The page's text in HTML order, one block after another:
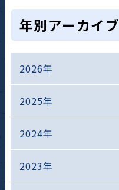
年別アーカイブ
2026年
2025年
2024年
2023年